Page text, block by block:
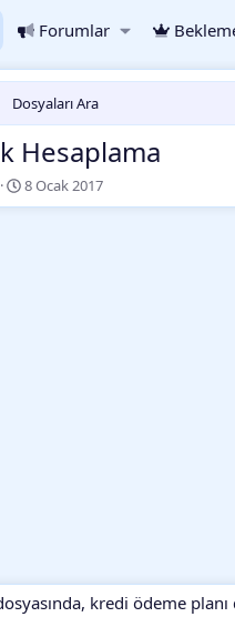
Forumlar
Dosyaları Ara
Hesaplama
O
l
8 Ocak 2017
kredi ödeme